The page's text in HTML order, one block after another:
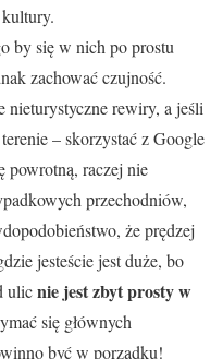
by się w nich po prostu
zachować czujność.
nieturystyczne rewiry, a jeśli
– skorzystać z Google
powrotną, raczej nie
przechodniów,
że prędzej
jesteście jest duże, bo
ulicnie jest zbyt prosty w
się głównych
być w porządku!